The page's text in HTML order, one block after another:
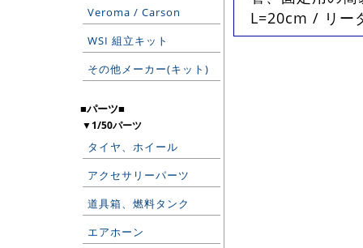
Veroma / Carson
WSI 組立キット
その他メーカー(キット)
■パーツ■
▼1/50パーツ
タイヤ、ホイール
アクセサリーパーツ
道具箱、燃料タンク
エアホーン
L=20cm / リー